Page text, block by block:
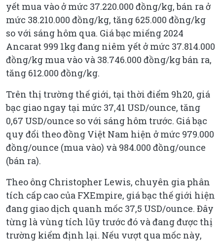
yết mua vào ở mức 37.220.000 đồng/kg, bán ra ở
mức 38.210.000 đồng/kg, tăng 625.000 đồng/kg
so với sáng hôm qua. Giá bạc miếng 2024
Ancarat 999 1kg đang niêm yết ở mức 37.814.000
đồng/kg mua vào và 38.746.000 đồng/kg bán ra,
tăng 612.000 đồng/kg.
Trên thị trường thế giới, tại thời điểm 9h20, giá
bạc giao ngay tại mức 37,41 USD/ounce, tăng
0,67 USD/ounce so với sáng hôm trước. Giá bạc
quy đổi theo đồng Việt Nam hiện ở mức 979.000
đồng/ounce (mua vào) và 984.000 đồng/ounce
(bán ra).
Theo ông Christopher Lewis, chuyên gia phân
tích cấp cao của FXEmpire, giá bạc thế giới hiện
đang giao dịch quanh mốc 37,5 USD/ounce. Đây
từng là vùng tích lũy trước đó và đang được thị
trường kiểm định lại. Nếu vượt qua mốc này,